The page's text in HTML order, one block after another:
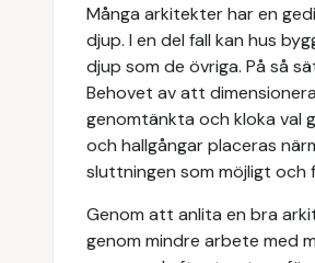
Många arkitekter har en
djup. I en del fall kan hus
djup som de övriga. På så
Behovet av att
genomtänkta och kloka val
och hallgångar placeras
sluttningen som möjligt och
Genom att anlita en bra
genom mindre arbete med